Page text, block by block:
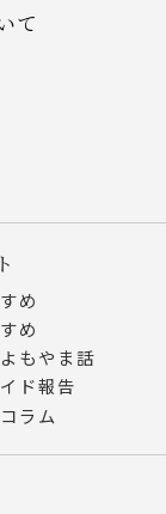
て
め
め
もやま話
ド報告
ラム